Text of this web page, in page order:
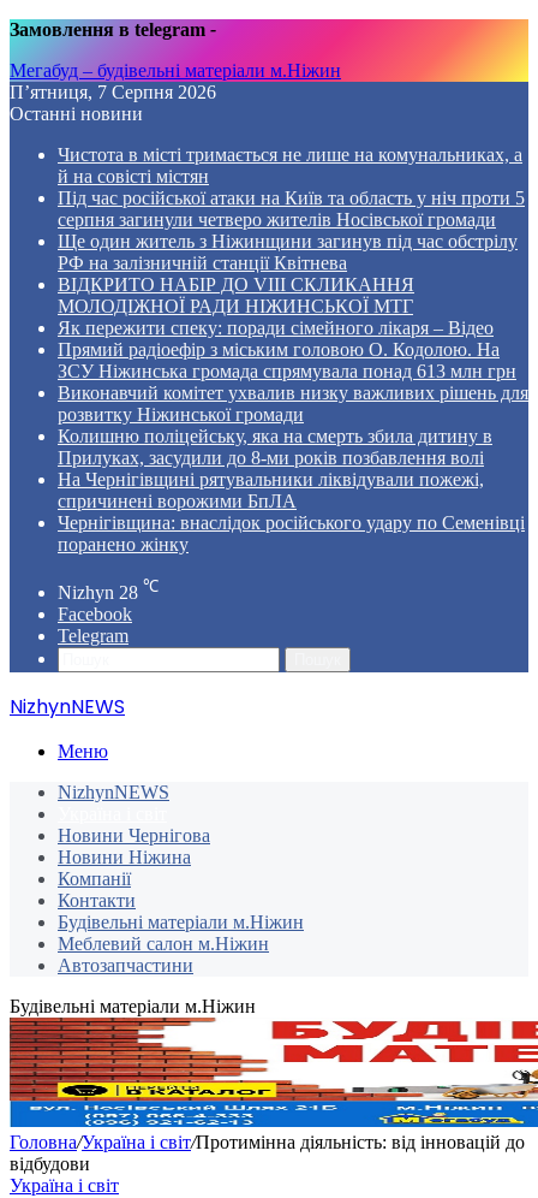
Замовлення в telegram -
Мегабуд – будівельні матеріали м.Ніжин
П’ятниця, 7 Серпня 2026
Останні новини
Чистота в місті тримається не лише на комунальниках, а
й на совісті містян
Під час російської атаки на Київ та область у ніч проти 5
серпня загинули четверо жителів Носівської громади
Ще один житель з Ніжинщини загинув під час обстрілу
РФ на залізничній станції Квітнева
ВІДКРИТО НАБІР ДО VIII СКЛИКАННЯ
МОЛОДІЖНОЇ РАДИ НІЖИНСЬКОЇ МТГ
Як пережити спеку: поради сімейного лікаря – Відео
Прямий радіоефір з міським головою О. Кодолою. На
ЗСУ Ніжинська громада спрямувала понад 613 млн грн
Виконавчий комітет ухвалив низку важливих рішень для
розвитку Ніжинської громади
Колишню поліцейську, яка на смерть збила дитину в
Прилуках, засудили до 8-ми років позбавлення волі
На Чернігівщині рятувальники ліквідували пожежі,
спричинені ворожими БпЛА
Чернігівщина: внаслідок російського удару по Семенівці
поранено жінку
Nizhyn 28 ℃
Facebook
Telegram
NizhynNEWS
Меню
NizhynNEWS
Новини Чернігова
Новини Ніжина
Компанії
Контакти
Будівельні матеріали м.Ніжин
Меблевий салон м.Ніжин
Автозапчастини
Будівельні матеріали м.Ніжин
Головна/Україна і світ/Протимінна діяльність: від інновацій до
відбудови
Україна і світ